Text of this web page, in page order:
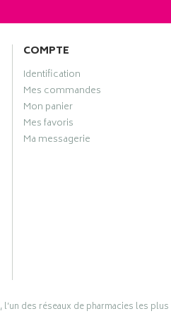
COMPTE
Identification
Mes commandes
Mon panier
Mes favoris
Ma messagerie
, l’un des réseaux de pharmacies les